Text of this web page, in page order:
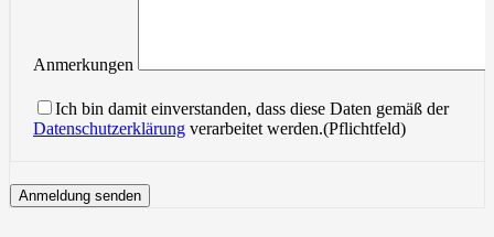
Anmerkungen
Ich bin damit einverstanden, dass diese Daten gemäß der
Datenschutzerklärung verarbeitet werden.(Pflichtfeld)